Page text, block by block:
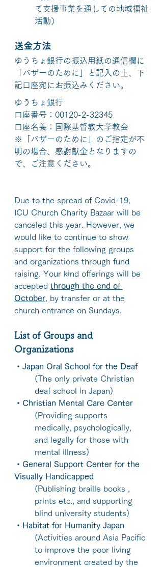
て支援事業を通しての地域福祉
活動）
送金方法
ゆうちょ銀行の振込用紙の通信欄に
「バザーのために」と記入の上、下
記口座宛にお振込みください。
ゆうちょ銀行
口座番号：00120-2-32345
口座名義：国際基督教大学教会
※「バザーのために」のご指定が不
明の場合、感謝献金となりますの
で、ご注意ください。
Due to the spread of Covid-19,
ICU Church Charity Bazaar will be
canceled this year. However, we
would like to continue to show
support for the following groups
and organizations through fund
raising. Your kind offerings will be
accepted through the end of
October , by transfer or at the
church entrance on Sundays.
List of Groups and
Organizations
・Japan Oral School for the Deaf
(The only private Christian
deaf school in Japan)
・Christian Mental Care Center
(Providing supports
medically, psychologically,
and legally for those with
mental illness)
・General Support Center for the
Visually Handicapped
(Publishing braille books ,
prints etc., and supporting
blind university students)
・Habitat for Humanity Japan
(Activities around Asia Pacific
to improve the poor living
environment created by the